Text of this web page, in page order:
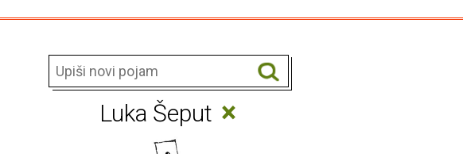
Luka Šeput ×